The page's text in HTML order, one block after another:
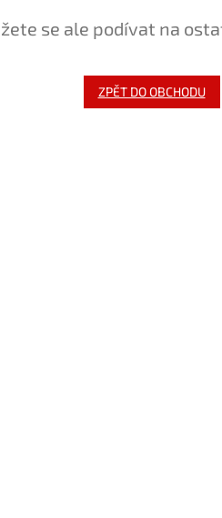
se ale podívat na
ZPĚT DO OBCHODU